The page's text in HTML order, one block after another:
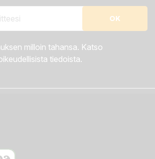
milloin tahansa. Katso
tiedoista.